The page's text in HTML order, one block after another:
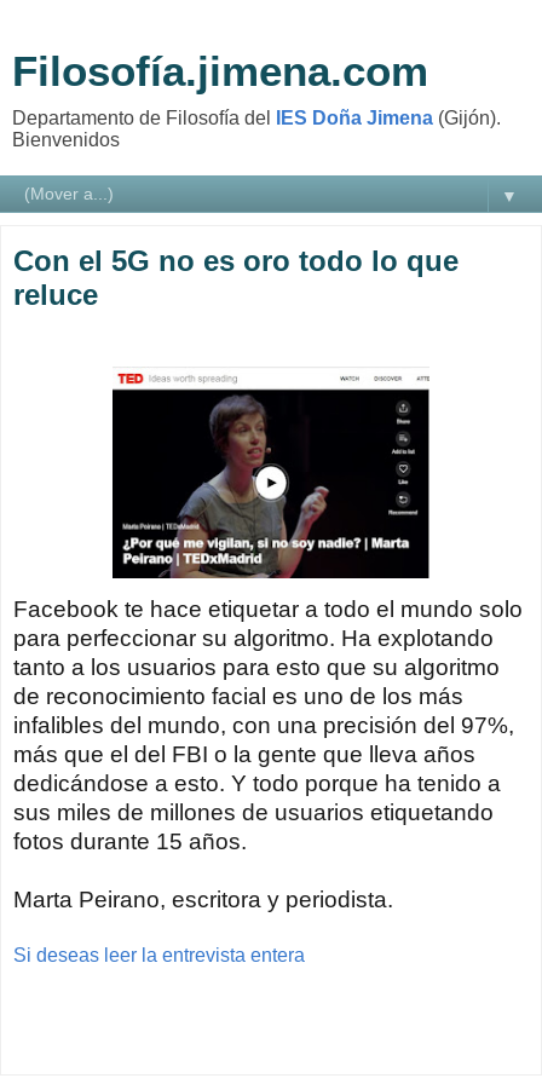
Filosofía.jimena.com
Departamento de Filosofía del IES Doña Jimena (Gijón).
Bienvenidos
▼
Con el 5G no es oro todo lo que
reluce
Facebook te hace etiquetar a todo el mundo solo
para perfeccionar su algoritmo. Ha explotando
tanto a los usuarios para esto que su algoritmo
de reconocimiento facial es uno de los más
infalibles del mundo, con una precisión del 97%,
más que el del FBI o la gente que lleva años
dedicándose a esto. Y todo porque ha tenido a
sus miles de millones de usuarios etiquetando
fotos durante 15 años.
Marta Peirano, escritora y periodista.
Si deseas leer la entrevista entera